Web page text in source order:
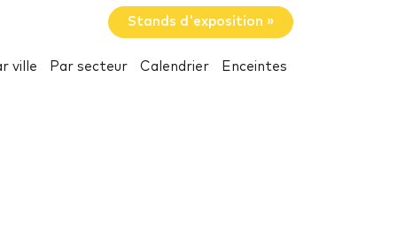
Stands d'exposition »
ville Par secteur Calendrier Enceintes